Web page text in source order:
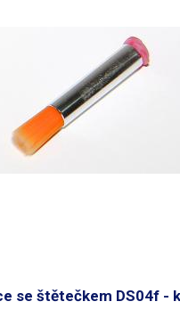
se štětečkem DS04f -